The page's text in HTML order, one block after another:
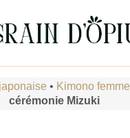
• Kimono femme
cérémonie Mizuki